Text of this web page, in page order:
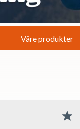
Våre produkter